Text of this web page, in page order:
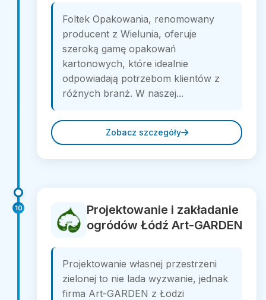
Foltek Opakowania, renomowany
producent z Wielunia, oferuje
szeroką gamę opakowań
kartonowych, które idealnie
odpowiadają potrzebom klientów z
różnych branż. W naszej...
Zobacz szczegóły
10
Projektowanie i zakładanie
ogródów Łódź Art-GARDEN
Projektowanie własnej przestrzeni
zielonej to nie lada wyzwanie, jednak
firma Art-GARDEN z Łodzi